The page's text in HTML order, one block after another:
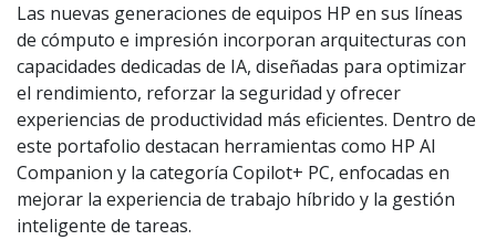
Las nuevas generaciones de equipos HP en sus líneas
de cómputo e impresión incorporan arquitecturas con
capacidades dedicadas de IA, diseñadas para optimizar
el rendimiento, reforzar la seguridad y ofrecer
experiencias de productividad más eficientes. Dentro de
este portafolio destacan herramientas como HP AI
Companion y la categoría Copilot+ PC, enfocadas en
mejorar la experiencia de trabajo híbrido y la gestión
inteligente de tareas.